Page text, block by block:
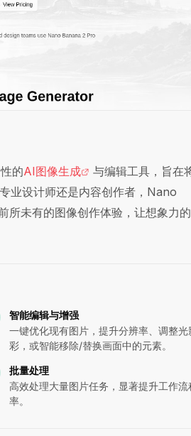
的AI图像生成
与编辑工具，旨在
业设计师还是内容创作者，Nano
未有的图像创作体验，让想象力
智能编辑与增强
一键优化现有图片，提升分辨率、调整光
彩，或智能移除/替换画面中的元素。
批量处理
高效处理大量图片任务，显著提升工作流
率。